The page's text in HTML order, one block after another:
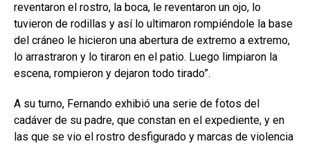
reventaron el rostro, la boca, le reventaron un ojo, lo
tuvieron de rodillas y así lo ultimaron rompiéndole la base
del cráneo le hicieron una abertura de extremo a extremo,
lo arrastraron y lo tiraron en el patio. Luego limpiaron la
escena, rompieron y dejaron todo tirado”.
A su turno, Fernando exhibió una serie de fotos del
cadáver de su padre, que constan en el expediente, y en
las que se vio el rostro desfigurado y marcas de violencia